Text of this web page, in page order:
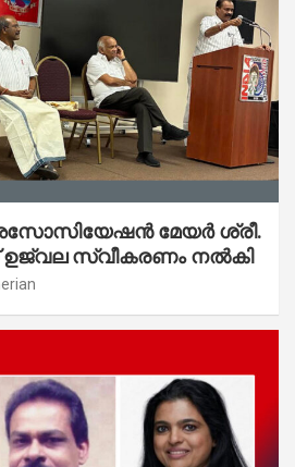
മേയർ ശ്രീ.
വി. വി. രാജേഷിന് ഉജ്വല സ്വീകരണം നൽകി